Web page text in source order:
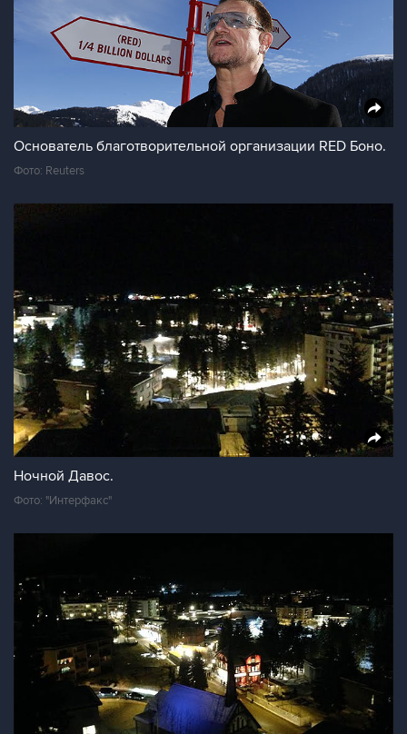
Основатель благотворительной организации RED Боно.
Фото: Reuters
Ночной Давос.
Фото: "Интерфакс"